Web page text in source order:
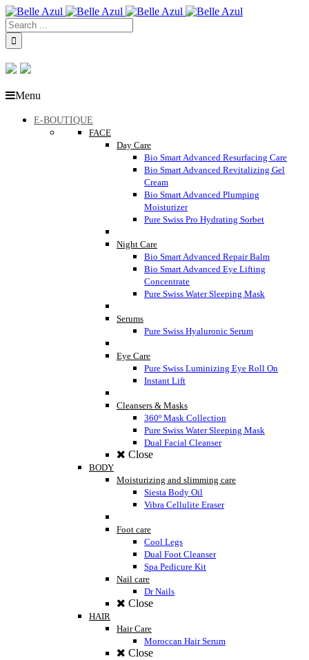
Menu
E-BOUTIQUE
FACE
Day Care
Bio Smart Advanced Resurfacing Care
Bio Smart Advanced Revitalizing Gel
Cream
Bio Smart Advanced Plumping
Moisturizer
Pure Swiss Pro Hydrating Sorbet
Night Care
Bio Smart Advanced Repair Balm
Bio Smart Advanced Eye Lifting
Concentrate
Pure Swiss Water Sleeping Mask
Serums
Pure Swiss Hyaluronic Serum
Eye Care
Pure Swiss Luminizing Eye Roll On
Instant Lift
Cleansers & Masks
360º Mask Collection
Pure Swiss Water Sleeping Mask
Dual Facial Cleanser
Close
BODY
Moisturizing and slimming care
Siesta Body Oil
Vibra Cellulite Eraser
Foot care
Cool Legs
Dual Foot Cleanser
Spa Pedicure Kit
Nail care
Dr Nails
Close
HAIR
Hair Care
Moroccan Hair Serum
Close